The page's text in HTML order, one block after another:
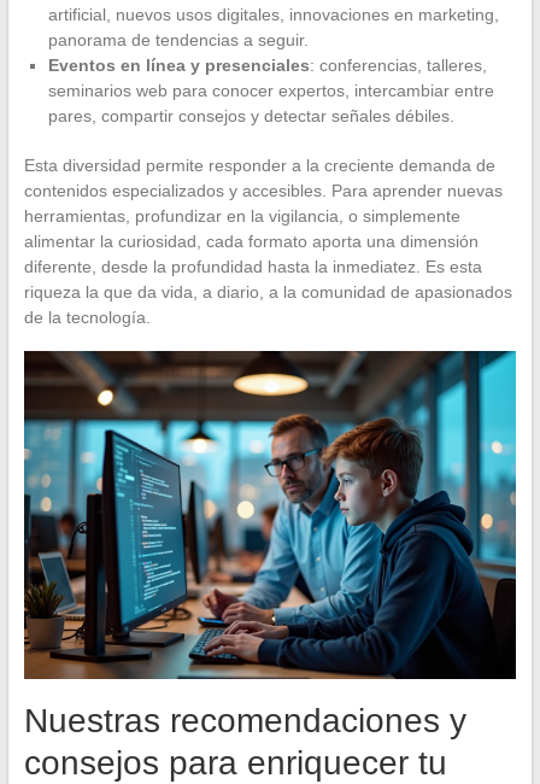
artificial, nuevos usos digitales, innovaciones en marketing,
panorama de tendencias a seguir.
Eventos en línea y presenciales: conferencias, talleres,
seminarios web para conocer expertos, intercambiar entre
pares, compartir consejos y detectar señales débiles.
Esta diversidad permite responder a la creciente demanda de
contenidos especializados y accesibles. Para aprender nuevas
herramientas, profundizar en la vigilancia, o simplemente
alimentar la curiosidad, cada formato aporta una dimensión
diferente, desde la profundidad hasta la inmediatez. Es esta
riqueza la que da vida, a diario, a la comunidad de apasionados
de la tecnología.
Nuestras recomendaciones y
consejos para enriquecer tu